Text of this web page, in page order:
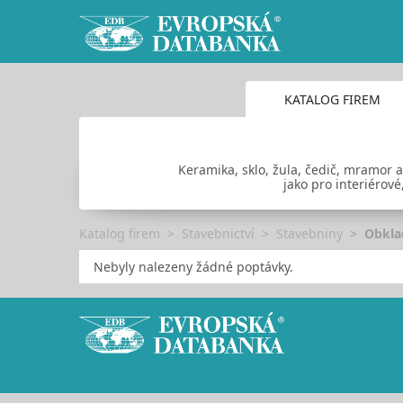
KATALOG FIREM
Keramika, sklo, žula, čedič, mramor
jako pro
Katalog firem Stavebnictví Stavebniny
Nebyly nalezeny žádné poptávky.